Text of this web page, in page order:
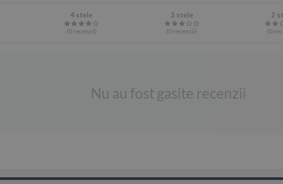
4 stele
(0recenzii)
3 stele
(0 recenzii)
2
(0
Nu au fost gasite recenzii